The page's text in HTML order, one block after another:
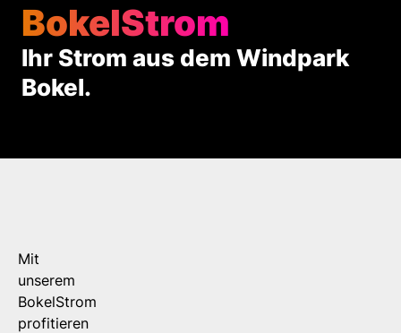
BokelStrom
Ihr Strom aus dem Windpark
Bokel.
Mit
unserem
BokelStrom
profitieren